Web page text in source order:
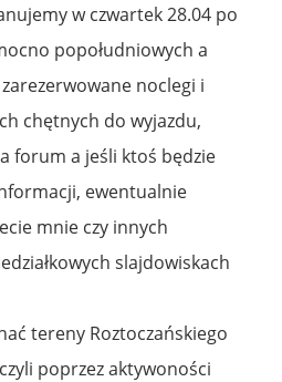
w czwartek 28.04 po
popołudniowych a
noclegi i
chętnych do wyjazdu,
forum a jeśli ktoś będzie
ewentualnie
mnie czy innych
slajdowiskach
tereny Roztoczańskiego
poprzez aktywoności